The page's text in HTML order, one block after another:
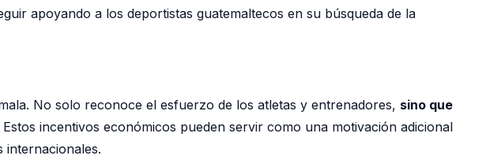
apoyando a los deportistas guatemaltecos en su búsqueda de la
No solo reconoce el esfuerzo de los atletas y entrenadores, sino que
Estos incentivos económicos pueden servir como una motivación adicional
internacionales.